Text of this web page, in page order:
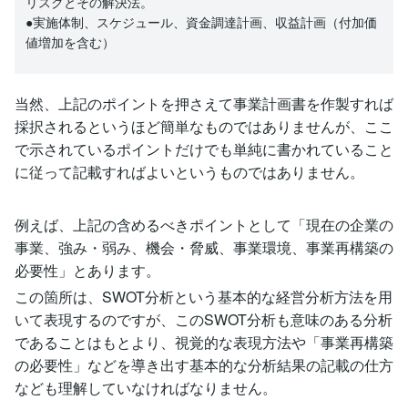
●実施体制、スケジュール、資金調達計画、収益計画（付加価
値増加を含む）
当然、上記のポイントを押さえて事業計画書を作製すれば
採択されるというほど簡単なものではありませんが、ここ
で示されているポイントだけでも単純に書かれていること
に従って記載すればよいというものではありません。
例えば、上記の含めるべきポイントとして「現在の企業の
事業、強み・弱み、機会・脅威、事業環境、事業再構築の
必要性」とあります。
この箇所は、SWOT分析という基本的な経営分析方法を用
いて表現するのですが、このSWOT分析も意味のある分析
であることはもとより、視覚的な表現方法や「事業再構築
の必要性」などを導き出す基本的な分析結果の記載の仕方
なども理解していなければなりません。